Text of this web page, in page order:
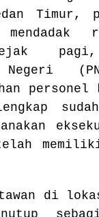
Timur,
mendadak
Negeri
di